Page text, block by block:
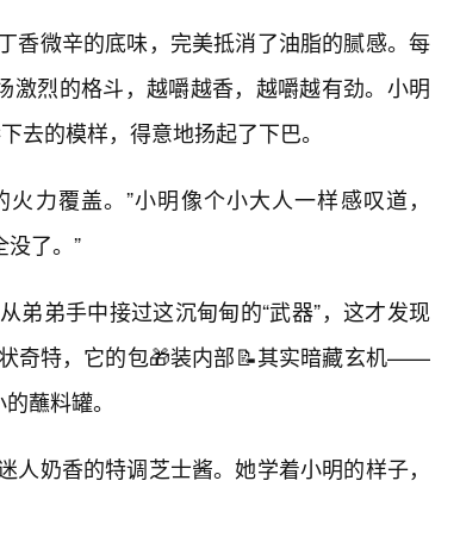
香微辛的底味，完美抵消了油脂的腻感。每
激烈的格斗，越嚼越香，越嚼越有劲。小明
去的模样，得意地扬起了下巴。
力覆盖。”小明像个小大人一样感叹道，
没了。”
弟弟手中接过这沉甸甸的“武器”，这才发现
奇特，它的包🎁装内部📝其实暗藏玄机——
蘸料罐。
奶香的特调芝士酱。她学着小明的样子，